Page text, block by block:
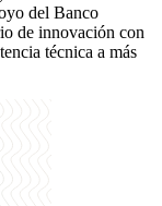
del Banco
de innovación con
técnica a más